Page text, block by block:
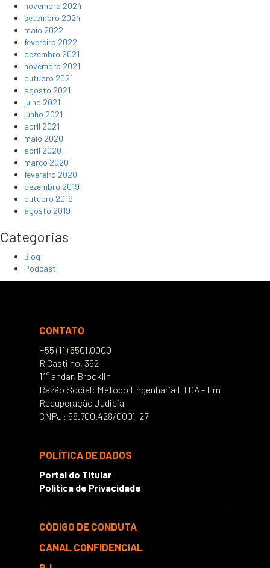
novembro 2024
setembro 2024
maio 2022
fevereiro 2022
dezembro 2021
novembro 2021
outubro 2021
agosto 2021
julho 2021
junho 2021
abril 2021
maio 2020
abril 2020
março 2020
fevereiro 2020
dezembro 2019
outubro 2019
agosto 2019
Categorias
Blog
Podcast
CONTATO
+55 (11) 5501.0000
R Castilho, 392
11° andar, Brooklin
Razão Social: Método Engenharia LTDA - Em
Recuperação Judicial
CNPJ: 58.700.428/0001-27
POLÍTICA DE DADOS
Portal do Titular
Política de Privacidade
CÓDIGO DE CONDUTA
CANAL CONFIDENCIAL